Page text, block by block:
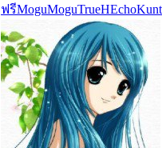
ฟรีMoguMoguTrueH